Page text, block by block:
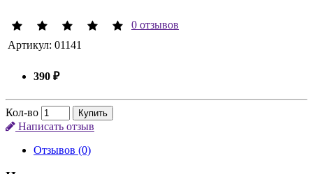
0 отзывов
Артикул: 01141
390 ₽
Кол-во Купить
Написать отзыв
Отзывов (0)